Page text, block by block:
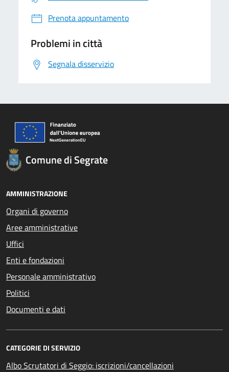
Prenota appuntamento
Problemi in città
Segnala disservizio
Comune di Segrate
AMMINISTRAZIONE
Organi di governo
Aree amministrative
Uffici
Enti e fondazioni
Personale amministrativo
Politici
Documenti e dati
CATEGORIE DI SERVIZIO
Albo Scrutatori di Seggio: iscrizioni/cancellazioni